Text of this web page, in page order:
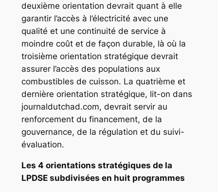
deuxième orientation devrait quant à elle
garantir l’accès à l’électricité avec une
qualité et une continuité de service à
moindre coût et de façon durable, là où la
troisième orientation stratégique devrait
assurer l’accès des populations aux
combustibles de cuisson. La quatrième et
dernière orientation stratégique, lit-on dans
journaldutchad.com, devrait servir au
renforcement du financement, de la
gouvernance, de la régulation et du suivi-
évaluation.
Les 4 orientations stratégiques de la
LPDSE subdivisées en huit programmes